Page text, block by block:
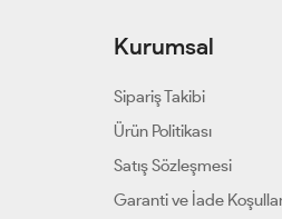
Kurumsal
Sipariş Takibi
Ürün Politikası
Satış Sözleşmesi
Garanti ve İade